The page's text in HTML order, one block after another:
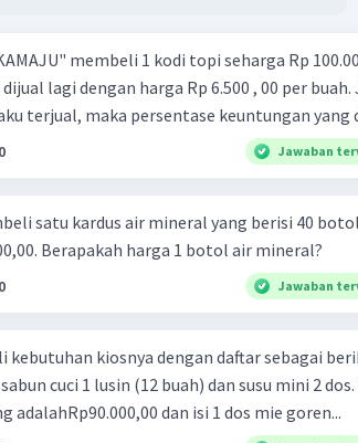
membeli 1 kodi topi seharga Rp
lagi dengan harga Rp 6.500 , 00 per buah.
terjual, maka persentase keuntungan yang
Jawaban
satu kardus air mineral yang berisi 40
Berapakah harga 1 botol air mineral?
Jawaban
kiosnya dengan daftar sebagai berikut:
cuci 1 lusin (12 buah) dan susu mini 2 dos. Harga 1
adalahRp90.000,00 dan isi 1 dos mie goren...